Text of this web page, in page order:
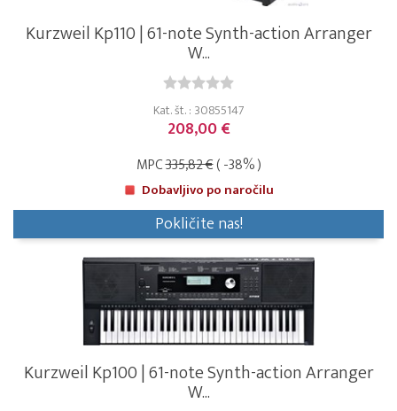
Kurzweil Kp110 | 61-note Synth-action Arranger
W...
Kat. št. : 30855147
208,00 €
MPC335,82 €( -38% )
Dobavljivo po naročilu
Pokličite nas!
Kurzweil Kp100 | 61-note Synth-action Arranger
W...